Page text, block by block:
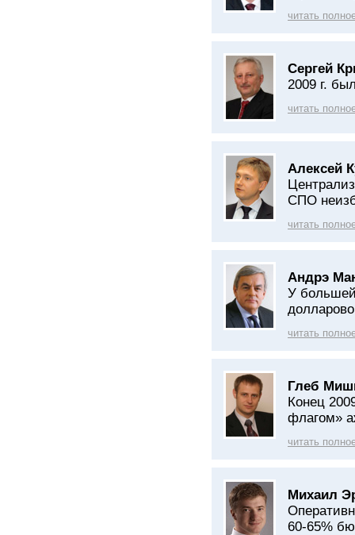
читать
Сергей
2009 г.
читать
Алексей
СПО
читать
Андрэ
У большей
читать
Глеб
Конец
флагом»
читать
Михаил
60-65%